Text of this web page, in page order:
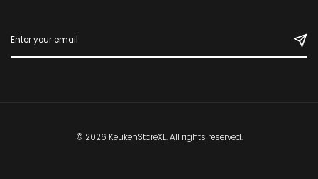
© 2026 KeukenStoreXL. All rights reserved.